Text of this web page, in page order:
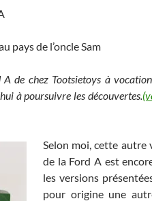
pays de l’oncle Sam
A de chez Tootsietoys à
à poursuivre les découvertes.
Selon moi, cette
de la Ford A est
les versions
pour origine une